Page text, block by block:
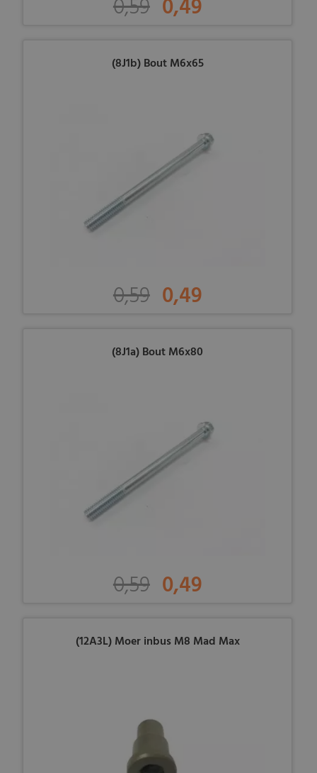
0,59 0,49
(8J1b) Bout M6x65
0,59 0,49
(8J1a) Bout M6x80
0,59 0,49
(12A3L) Moer inbus M8 Mad Max